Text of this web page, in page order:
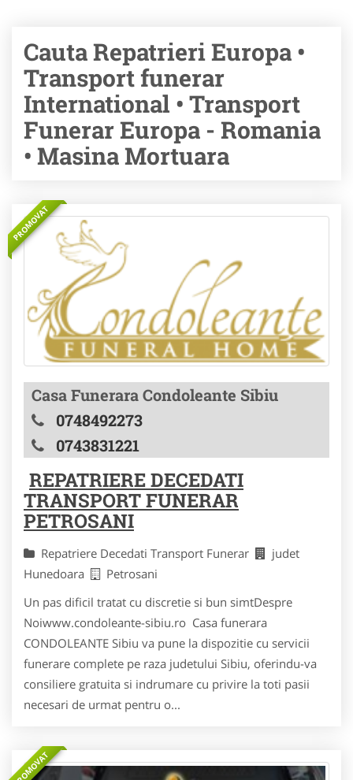
Cauta Repatrieri Europa •
Transport funerar
International • Transport
Funerar Europa - Romania
• Masina Mortuara
PROMOVAT
Casa Funerara Condoleante Sibiu
0748492273
0743831221
REPATRIERE DECEDATI
TRANSPORT FUNERAR
PETROSANI
Repatriere Decedati Transport Funerar
judet
Hunedoara
Petrosani
Un pas dificil tratat cu discretie si bun simtDespre
Noiwww.condoleante-sibiu.ro Casa funerara
CONDOLEANTE Sibiu va pune la dispozitie cu servicii
funerare complete pe raza judetului Sibiu, oferindu-va
consiliere gratuita si indrumare cu privire la toti pasii
necesari de urmat pentru o...
PROMOVAT